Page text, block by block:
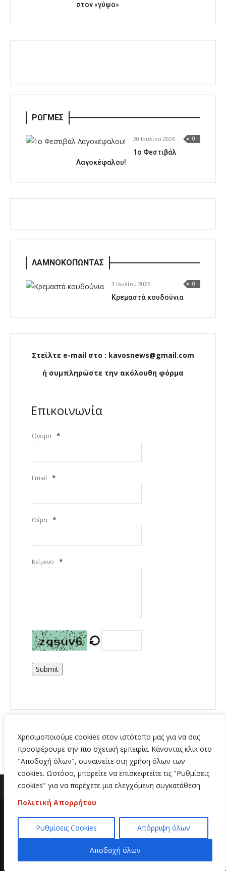
Χρησιμοποιούμε cookies στον ιστότοπο μας για να σας
προσφέρουμε την πιο σχετική εμπειρία. Κάνοντας κλικ στο
"Αποδοχή όλων", συναινείτε στη χρήση όλων των
cookies. Ωστόσο, μπορείτε να επισκεφτείτε τις "Ρυθμίσεις
cookies" για να παρέχετε μια ελεγχόμενη συγκατάθεση.
Πολιτική Απορρήτου
Ρυθμίσεις Cookies Απόρριψη όλων
Αποδοχή όλων
στον «γύψο»
ΡΩΓΜΕΣ
20 Ιουλίου 2026 0
1o Φεστιβάλ
Λαγοκέφαλου!
ΛΑΜΝΟΚΟΠΩΝΤΑΣ
3 Ιουλίου 2026 0
Κρεμαστά κουδούνια
Στείλτε e-mail στο : kavosnews@gmail.com
ή συμπληρώστε την ακόλουθη φόρμα
Επικοινωνία
Όνομα *
Email *
Θέμα *
Κείμενο *
Submit
Copyright 2020 | All Rights Reserved | Κατασκευή
ιστοσελίδων
Hi Web